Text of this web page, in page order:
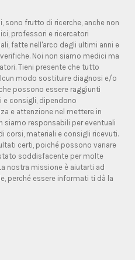
sono frutto di ricerche, anche non
professori e ricercatori
fatte nell'arco degli ultimi anni e
Noi non siamo medici ma
Tieni presente che tutto
modo sostituire diagnosi e/o
possono essere raggiunti
e consigli, dipendono
e attenzione nel mettere in
siamo responsabili per eventuali
corsi, materiali e consigli ricevuti.
certi, poiché possono variare
soddisfacente per molte
nostra missione è aiutarti ad
perché essere informati ti dà la